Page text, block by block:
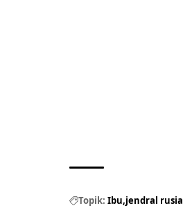
Topik: Ibu jendral rusia